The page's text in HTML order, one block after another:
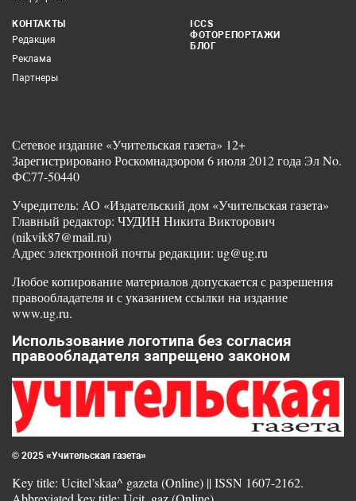
КОНТАКТЫ
Редакция
Реклама
Партнеры
ICCS
ФОТОРЕПОРТАЖИ
БЛОГ
Сетевое издание «Учительская газета» 12+
Зарегистрировано Роскомнадзором 6 июля 2012 года Эл No.
ФС77-50440
Учредитель: АО «Издательский дом «Учительская газета»
Главный редактор: ЧУДИН Никита Викторович
(nikvik87@mail.ru)
Адрес электронной почты редакции: ug@ug.ru
Любое копирование материалов допускается с разрешения
правообладателя и с указанием ссылки на издание
www.ug.ru.
Использование логотипа без согласия
правообладателя запрещено законом
© 2025 «Учительская газета»
Key title: Ucitel’skaa^ gazeta (Online) || ISSN 1607-2162.